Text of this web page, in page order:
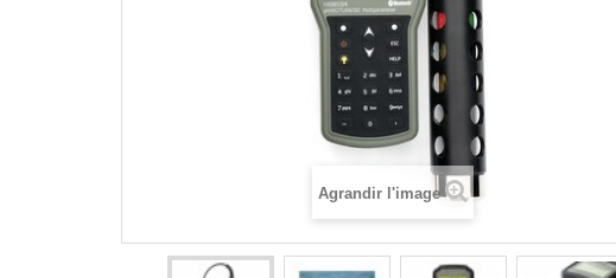
Agrandir l'image